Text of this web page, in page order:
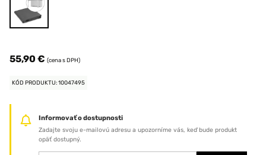
55,90 € (cena s DPH)
KÓD PRODUKTU: 10047495
Informovať o dostupnosti
Zadajte svoju e-mailovú adresu a upozorníme vás, keď bude produkt
opäť dostupný.